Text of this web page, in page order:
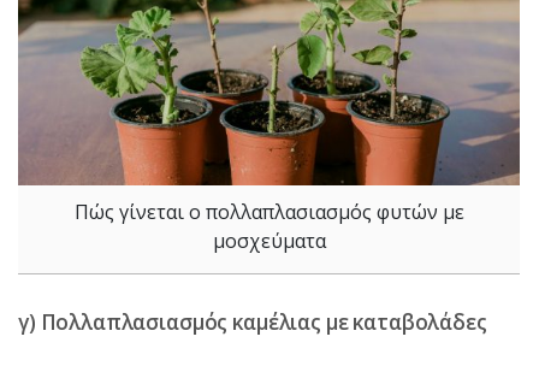
Πώς γίνεται ο πολλαπλασιασμός φυτών με
μοσχεύματα
γ) Πολλαπλασιασμός καμέλιας με καταβολάδες